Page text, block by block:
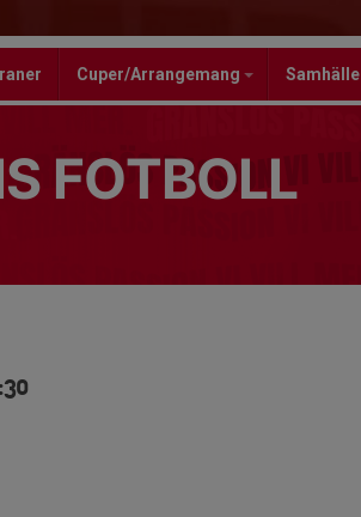
Cuper/Arrangemang Samhälle
FOTBOLL